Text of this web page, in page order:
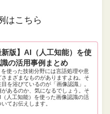
はこちら
新版】AI（人工知能）を使
の活用事例まとめ
使った技術分野には言語処理や意
さまざまなものがありますよね。そ
を浴びているのが「画像認識」。
あるのか、気になるでしょう。そ
（人工知能）を使った画像認識の活
てお伝えします。